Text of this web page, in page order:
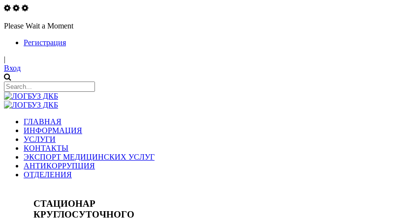
Please Wait a Moment
Регистрация
|
Вход
ГЛАВНАЯ
ИНФОРМАЦИЯ
УСЛУГИ
КОНТАКТЫ
ЭКСПОРТ МЕДИЦИНСКИХ УСЛУГ
АНТИКОРРУПЦИЯ
ОТДЕЛЕНИЯ
СТАЦИОНАР
КРУГЛОСУТОЧНОГО